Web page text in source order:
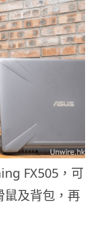
FX505，可
鼠及背包，再